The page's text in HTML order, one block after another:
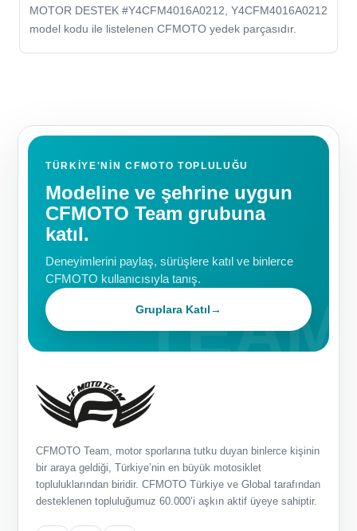
MOTOR DESTEK #Y4CFM4016A0212, Y4CFM4016A0212
model kodu ile listelenen CFMOTO yedek parçasıdır.
TÜRKIYE'NIN CFMOTO TOPLULUĞU
Modeline ve şehrine uygun
CFMOTO Team grubuna
katıl.
Deneyimlerini paylaş, sürüşlere katıl ve binlerce
CFMOTO kullanıcısıyla tanış.
Gruplara Katıl→
CFMOTO Team, motor sporlarına tutku duyan binlerce kişinin
bir araya geldiği, Türkiye’nin en büyük motosiklet
topluluklarından biridir. CFMOTO Türkiye ve Global tarafından
desteklenen topluluğumuz 60.000’i aşkın aktif üyeye sahiptir.